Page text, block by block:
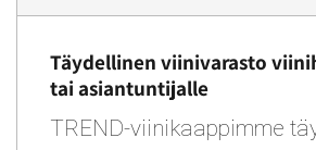
Täydellinen viinivarasto
tai asiantuntijalle
TREND-viinikaappimme